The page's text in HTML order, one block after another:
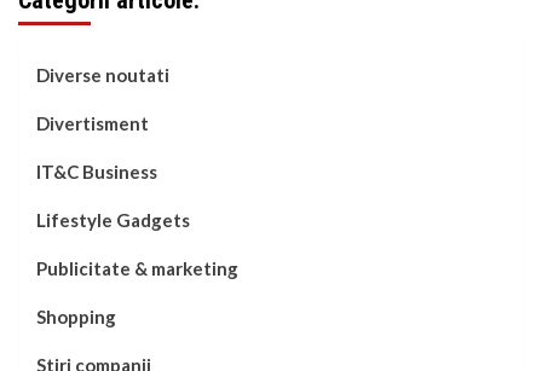
Diverse noutati
Divertisment
IT&C Business
Lifestyle Gadgets
Publicitate & marketing
Shopping
Stiri companii